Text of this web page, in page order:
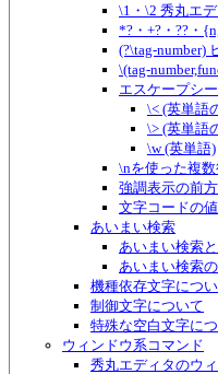
\1・\2 秀丸エ
*?・+?・??・
(?\tag-number)
\(tag-
エスケープシ
\< (英単語
\> (英単語
\w (英単語)
\nを使った複
強調表示の前
文字コードの
あいまい検索
あいまい検索
あいまい検索
機種依存文字につ
制御文字について
特殊な空白文字に
ウィンドウ系コマンド
秀丸エディタのウ